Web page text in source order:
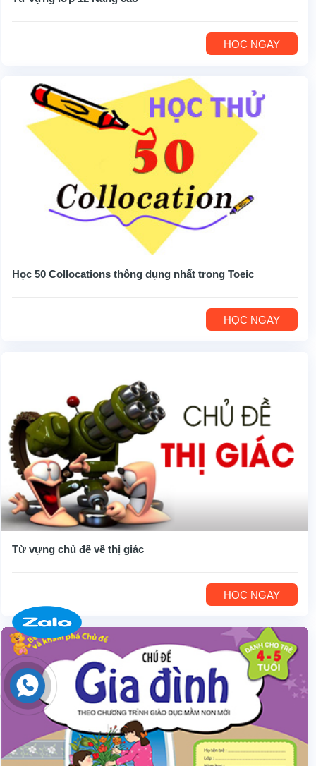
HỌC NGAY
Học 50 Collocations thông dụng nhất trong Toeic
HỌC NGAY
Từ vựng chủ đề về thị giác
HỌC NGAY